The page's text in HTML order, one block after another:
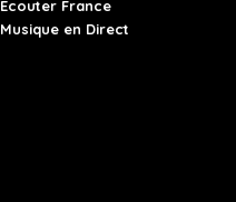
Ecouter France
Musique en Direct